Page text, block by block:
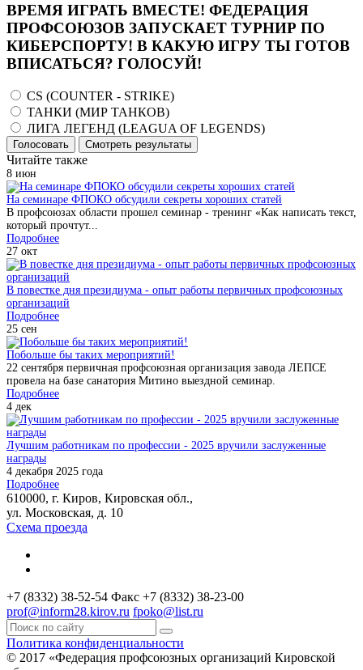
ВРЕМЯ ИГРАТЬ ВМЕСТЕ! ФЕДЕРАЦИЯ
ПРОФСОЮЗОВ ЗАПУСКАЕТ ТУРНИР ПО
КИБЕРСПОРТУ! В КАКУЮ ИГРУ ТЫ ГОТОВ
ВПИСАТЬСЯ? ГОЛОСУЙ!
CS (COUNTER - STRIKE)
ТАНКИ (МИР ТАНКОВ)
ЛИГА ЛЕГЕНД (LEAGUA OF LEGENDS)
Голосовать Смотреть результаты
Читайте также
8 июн
На семинаре ФПОКО обсудили секреты хороших статей
В профсоюзах области прошел семинар - тренинг «Как написать текст,
который прочтут...
Подробнее
27 окт
В повестке дня президиума - опыт работы первичных профсоюзных
организаций
Подробнее
25 сен
Побольше бы таких мероприятий!
22 сентября первичная профсоюзная организация завода ЛЕПСЕ
провела на базе санатория Митино выездной семинар.
Подробнее
4 дек
Лучшим работникам по профессии - 2025 вручили заслуженные
награды
4 декабря 2025 года
Подробнее
610000, г. Киров, Кировская обл.,
ул. Московская, д. 10
Схема проезда
+7 (8332) 38-52-54 Факс +7 (8332) 38-23-00
prof@inform28.kirov.ru fpoko@list.ru
Политика конфиденциальности
© 2017 «Федерация профсоюзных организаций Кировской